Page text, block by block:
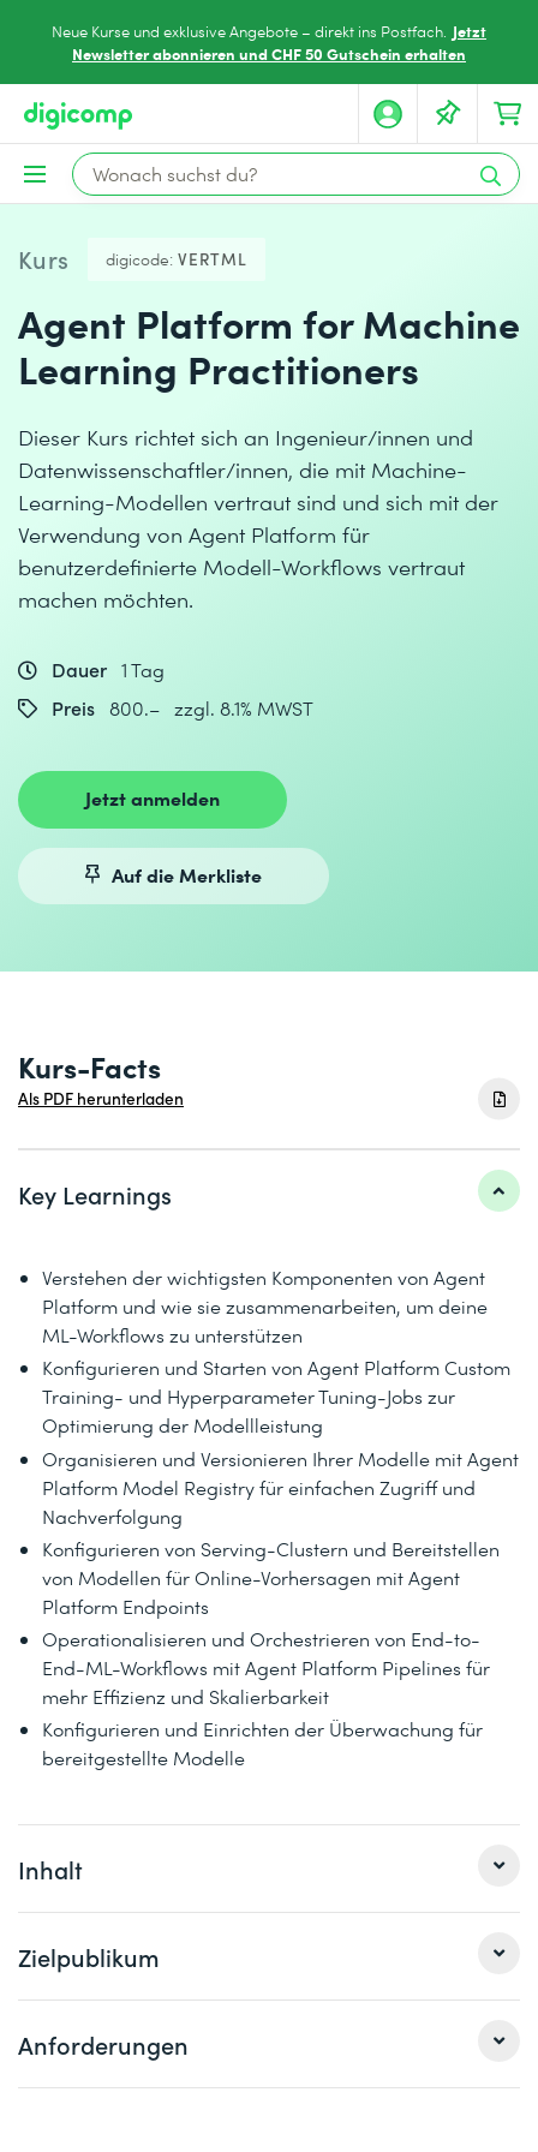
Neue Kurse und exklusive Angebote – direkt ins Postfach. Jetzt
Newsletter abonnieren und CHF 50 Gutschein erhalten
Kurs digicode: VERTML
Agent Platform for Machine
Learning Practitioners
Dieser Kurs richtet sich an Ingenieur/innen und
Datenwissenschaftler/innen, die mit Machine-
Learning-Modellen vertraut sind und sich mit der
Verwendung von Agent Platform für
benutzerdefinierte Modell-Workflows vertraut
machen möchten.
Dauer 1 Tag
Preis 800.– zzgl. 8.1% MWST
Jetzt anmelden
Auf die Merkliste
Kurs-Facts
Als PDF herunterladen
Key Learnings
Verstehen der wichtigsten Komponenten von Agent
Platform und wie sie zusammenarbeiten, um deine
ML-Workflows zu unterstützen
Konfigurieren und Starten von Agent Platform Custom
Training- und Hyperparameter Tuning-Jobs zur
Optimierung der Modellleistung
Organisieren und Versionieren Ihrer Modelle mit Agent
Platform Model Registry für einfachen Zugriff und
Nachverfolgung
Konfigurieren von Serving-Clustern und Bereitstellen
von Modellen für Online-Vorhersagen mit Agent
Platform Endpoints
Operationalisieren und Orchestrieren von End-to-
End-ML-Workflows mit Agent Platform Pipelines für
mehr Effizienz und Skalierbarkeit
Konfigurieren und Einrichten der Überwachung für
bereitgestellte Modelle
Inhalt
Dieser praxisorientierte Kurs vermittelt dir fundierte
effektiv nutzen kannst.
1 Training, Tuning und Bereitstellung von Modellen in
Zielpublikum
Machine Learning Engineers, Data Scientists
Anforderungen